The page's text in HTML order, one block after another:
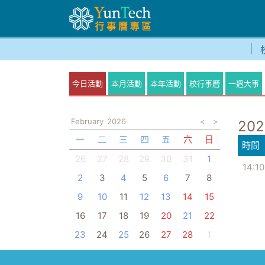
今日活動 本月活動 本年活動 校行事曆 一週大事
February 2026 < >
一 二 三 四 五 六
日
26
27 28 29 30 31
1
2
3 4 5 6 7
8
9
10 11 12 13 14
15
16
17 18 19 20 21
22
23
24 25 26 27 28 1
時間
14:10